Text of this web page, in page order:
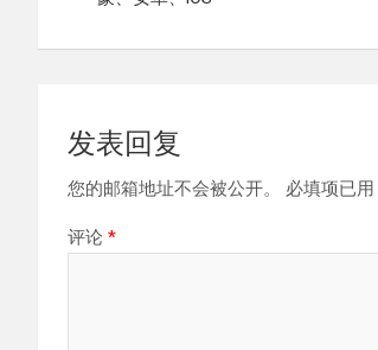
导
发表回复
您的邮箱地址不会被公开。 必填项已用
评论 *